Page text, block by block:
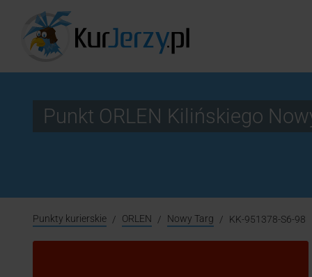
Punkt ORLEN Kilińskiego
Punkty kurierskie ORLEN Nowy Targ KK-951378-S6-98